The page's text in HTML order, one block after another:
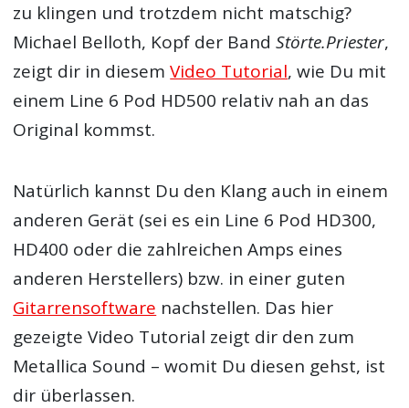
zu klingen und trotzdem nicht matschig?
Michael Belloth, Kopf der BandStörte.Priester,
zeigt dir in diesemVideo Tutorial, wie Du mit
einem Line 6 Pod HD500 relativ nah an das
Original kommst.
Natürlich kannst Du den Klang auch in einem
anderen Gerät (sei es ein Line 6 Pod HD300,
HD400 oder die zahlreichen Amps eines
anderen Herstellers) bzw. in einer guten
Gitarrensoftware nachstellen. Das hier
gezeigte Video Tutorial zeigt dir den zum
Metallica Sound – womit Du diesen gehst, ist
dir überlassen.